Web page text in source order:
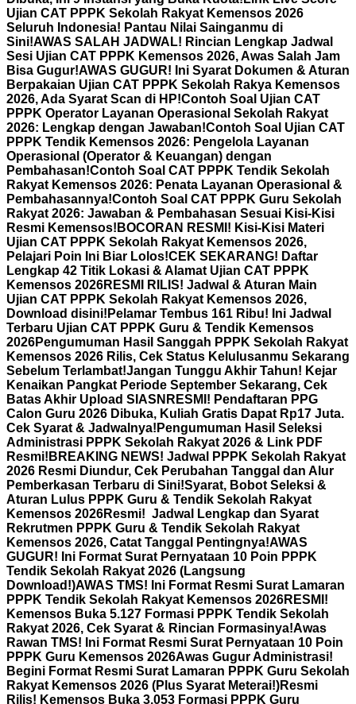
Ujian CAT PPPK Sekolah Rakyat Kemensos 2026
Seluruh Indonesia! Pantau Nilai Sainganmu di
Sini!AWAS SALAH JADWAL! Rincian Lengkap Jadwal
Sesi Ujian CAT PPPK Kemensos 2026, Awas Salah Jam
Bisa Gugur!AWAS GUGUR! Ini Syarat Dokumen & Aturan
Berpakaian Ujian CAT PPPK Sekolah Rakya Kemensos
2026, Ada Syarat Scan di HP!Contoh Soal Ujian CAT
PPPK Operator Layanan Operasional Sekolah Rakyat
2026: Lengkap dengan Jawaban!Contoh Soal Ujian CAT
PPPK Tendik Kemensos 2026: Pengelola Layanan
Operasional (Operator & Keuangan) dengan
Pembahasan!Contoh Soal CAT PPPK Tendik Sekolah
Rakyat Kemensos 2026: Penata Layanan Operasional &
Pembahasannya!Contoh Soal CAT PPPK Guru Sekolah
Rakyat 2026: Jawaban & Pembahasan Sesuai Kisi-Kisi
Resmi Kemensos! BOCORAN RESMI! Kisi-Kisi Materi
Ujian CAT PPPK Sekolah Rakyat Kemensos 2026,
Pelajari Poin Ini Biar Lolos!CEK SEKARANG! Daftar
Lengkap 42 Titik Lokasi & Alamat Ujian CAT PPPK
Kemensos 2026RESMI RILIS! Jadwal & Aturan Main
Ujian CAT PPPK Sekolah Rakyat Kemensos 2026,
Download disini! Pelamar Tembus 161 Ribu! Ini Jadwal
Terbaru Ujian CAT PPPK Guru & Tendik Kemensos
2026Pengumuman Hasil Sanggah PPPK Sekolah Rakyat
Kemensos 2026 Rilis, Cek Status Kelulusanmu Sekarang
Sebelum Terlambat!Jangan Tunggu Akhir Tahun! Kejar
Kenaikan Pangkat Periode September Sekarang, Cek
Batas Akhir Upload SIASN RESMI! Pendaftaran PPG
Calon Guru 2026 Dibuka, Kuliah Gratis Dapat Rp17 Juta.
Cek Syarat & Jadwalnya! Pengumuman Hasil Seleksi
Administrasi PPPK Sekolah Rakyat 2026 & Link PDF
Resmi! BREAKING NEWS! Jadwal PPPK Sekolah Rakyat
2026 Resmi Diundur, Cek Perubahan Tanggal dan Alur
Pemberkasan Terbaru di Sini!Syarat, Bobot Seleksi &
Aturan Lulus PPPK Guru & Tendik Sekolah Rakyat
Kemensos 2026Resmi! Jadwal Lengkap dan Syarat
Rekrutmen PPPK Guru & Tendik Sekolah Rakyat
Kemensos 2026, Catat Tanggal Pentingnya!AWAS
GUGUR! Ini Format Surat Pernyataan 10 Poin PPPK
Tendik Sekolah Rakyat 2026 (Langsung
Download!)AWAS TMS! Ini Format Resmi Surat Lamaran
PPPK Tendik Sekolah Rakyat Kemensos 2026RESMI!
Kemensos Buka 5.127 Formasi PPPK Tendik Sekolah
Rakyat 2026, Cek Syarat & Rincian Formasinya!Awas
Rawan TMS! Ini Format Resmi Surat Pernyataan 10 Poin
PPPK Guru Kemensos 2026Awas Gugur Administrasi!
Begini Format Resmi Surat Lamaran PPPK Guru Sekolah
Rakyat Kemensos 2026 (Plus Syarat Meterai!)Resmi
Rilis! Kemensos Buka 3.053 Formasi PPPK Guru